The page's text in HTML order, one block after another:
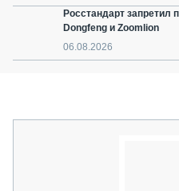
Росстандарт
Dongfeng и Zoomlion
06.08.2026